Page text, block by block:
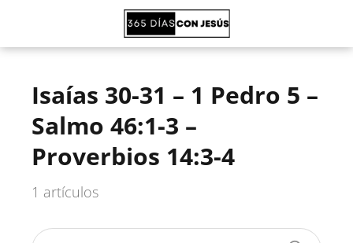
Isaías 30-31 – 1 Pedro 5 –
Salmo 46:1-3 –
Proverbios 14:3-4
1 artículos